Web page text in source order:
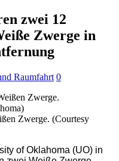
zwei 12
Zwerge in
Raumfahrt 0
Zwerge. (Courtesy
of Oklahoma (UO) in